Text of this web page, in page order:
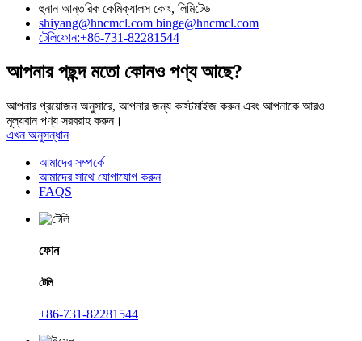
হুনান আন্তরিক কেমিক্যালস কোং, লিমিটেড
shiyang@hncmcl.com binge@hncmcl.com
টেলিফোন:+86-731-82281544
আপনার পছন্দ মতো কোনও পণ্য আছে?
আপনার প্রয়োজন অনুসারে, আপনার জন্য কাস্টমাইজ করুন এবং আপনাকে আরও
মূল্যবান পণ্য সরবরাহ করুন।
এখন অনুসন্ধান
আমাদের সম্পর্কে
আমাদের সাথে যোগাযোগ করুন
FAQS
ফোন
টেলি
+86-731-82281544